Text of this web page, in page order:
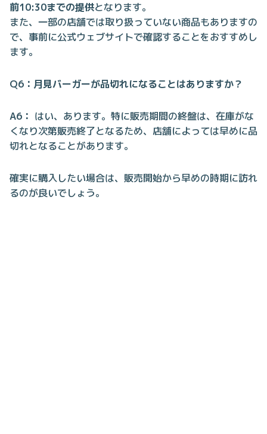
前10:30までの提供となります。
また、一部の店舗では取り扱っていない商品もありますの
で、事前に公式ウェブサイトで確認することをおすすめし
ます。
Q6：月見バーガーが品切れになることはありますか？
A6： はい、あります。特に販売期間の終盤は、在庫がな
くなり次第販売終了となるため、店舗によっては早めに品
切れとなることがあります。
確実に購入したい場合は、販売開始から早めの時期に訪れ
るのが良いでしょう。